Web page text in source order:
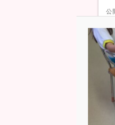
公